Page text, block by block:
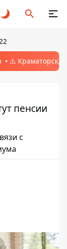
⚠️ Краматорск,
пенсии
с